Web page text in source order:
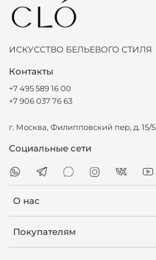
ИСКУССТВО БЕЛЬЕВОГО СТИЛЯ
О нас
Покупателям
Контакты
+7 495 589 16 00
+7 906 037 76 63
г. Москва, Филипповский пер, д. 15/5
Социальные сети